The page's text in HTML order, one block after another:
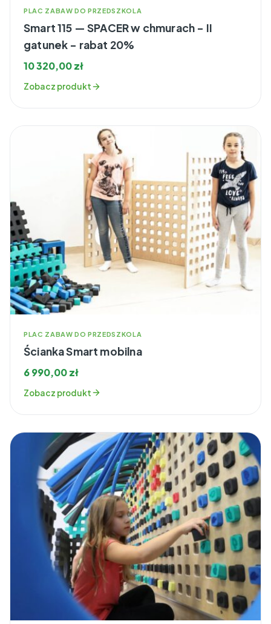
PLAC ZABAW DO PRZEDSZKOLA
Smart 115 — SPACER w chmurach – II
gatunek – rabat 20%
10 320,00zł
Zobacz produkt
PLAC ZABAW DO PRZEDSZKOLA
Ścianka Smart mobilna
6 990,00zł
Zobacz produkt